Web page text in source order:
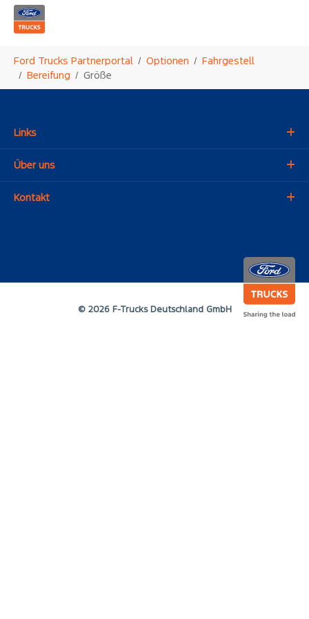
Ford Trucks Partnerportal Optionen
Fahrgestell
Bereifung
Größe
Links
Über uns
Kontakt
© 2026 F-Trucks Deutschland GmbH